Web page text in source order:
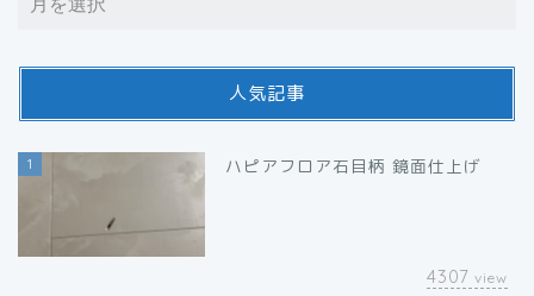
人気記事
1 ハピアフロア石目柄 鏡面仕上げ
4307 view